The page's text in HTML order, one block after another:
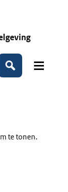
Zoeken
te tonen.